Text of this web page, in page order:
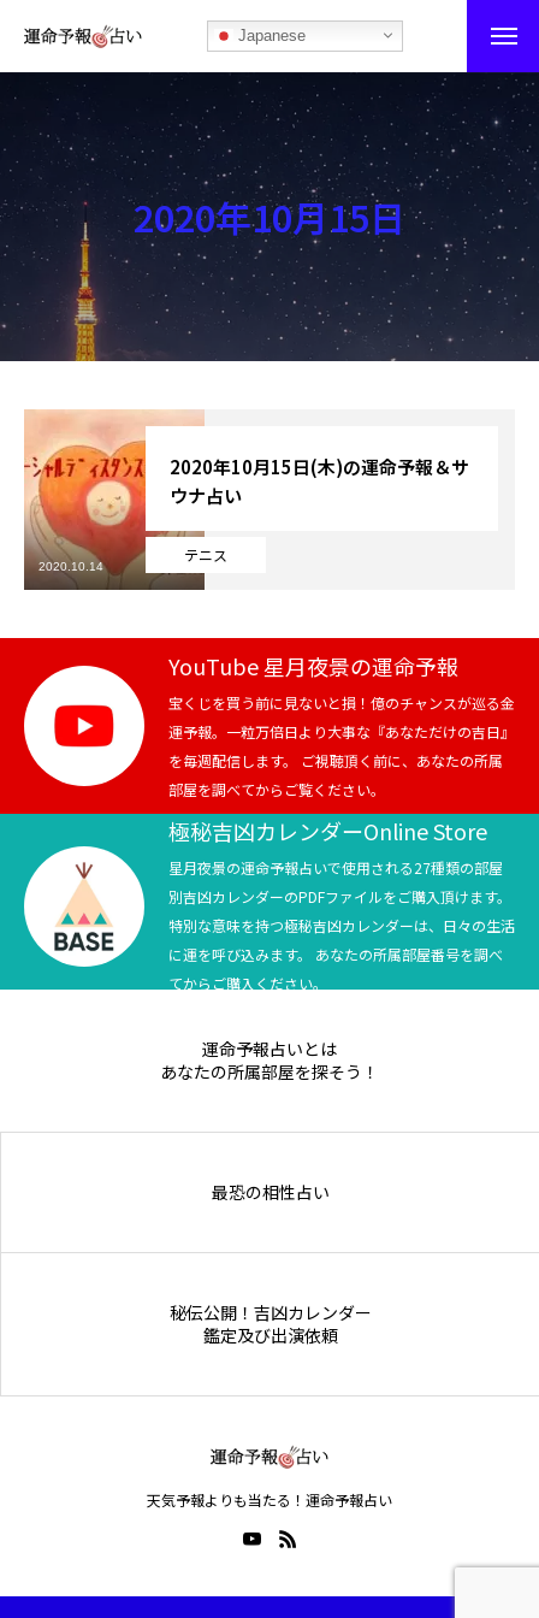
Japanese
運命予報占い
運命予報占いとは
あなたの所属部屋を探そう！
最恐の相性占い
秘伝公開！吉凶カレンダー
記事カテゴリー
ブログ
お知らせ
芸能界
テニス
スポーツ
競馬
テニス四大大会・五輪
テニス四大大会・五輪
2020年10月15日
テニス
2020年10月15日(木)の運命予報＆サ
ウナ占い
2020.10.14
YouTube 星月夜景の運命予報
宝くじを買う前に見ないと損！億のチャンスが巡る金
運予報。一粒万倍日より大事な『あなただけの吉日』
を毎週配信します。 ご視聴頂く前に、あなたの所属
部屋を調べてからご覧ください。
極秘吉凶カレンダーOnline Store
星月夜景の運命予報占いで使用される27種類の部屋
別吉凶カレンダーのPDFファイルをご購入頂けます。
特別な意味を持つ極秘吉凶カレンダーは、日々の生活
に運を呼び込みます。 あなたの所属部屋番号を調べ
てからご購入ください。
運命予報占いとは
あなたの所属部屋を探そう！
最恐の相性占い
秘伝公開！吉凶カレンダー
鑑定及び出演依頼
天気予報よりも当たる！運命予報占い